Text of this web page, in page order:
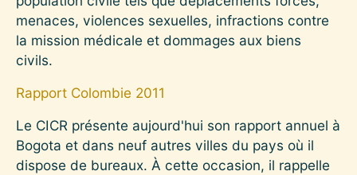
menaces, violences sexuelles, infractions contre
la mission médicale et dommages aux biens
civils.
Rapport Colombie 2011
Le CICR présente aujourd'hui son rapport annuel à
Bogota et dans neuf autres villes du pays où il
dispose de bureaux. À cette occasion, il rappelle